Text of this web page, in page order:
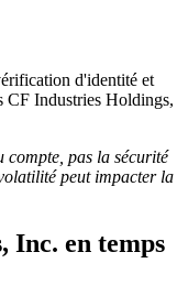
d'identité et
CF Industries Holdings,
compte, pas la sécurité
peut impacter la
Inc. en temps